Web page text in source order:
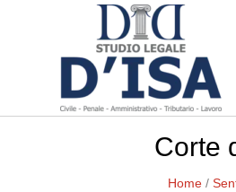
Corte
Home /